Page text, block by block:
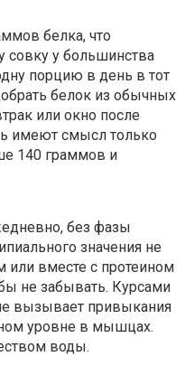
белка, что
совку у большинства
порцию в день в тот
белок из обычных
или окно после
имеют смысл только
140 граммов и
без фазы
значения не
или вместе с протеином
не забывать. Курсами
вызывает привыкания
уровне в мышцах.
воды.